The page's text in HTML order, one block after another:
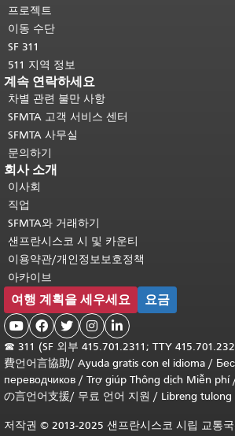
여기를 클릭하십시오
프로젝트
이동 수단
SF 311
511 지역 정보
계속 연락하세요
차별 관련 불만 사항
SFMTA 고객 서비스 센터
SFMTA 사무실
문의하기
회사 소개
이사회
직업
SFMTA와 거래하기
샌프란시스코 시 및 카운티
이용약관/개인정보보호정책
아카이브
여행 계획을 세우세요 요금
    
☎ 311 (SF 외부 415.701.2311; TTY
費언어言協助/ Ayuda gratis con el idioma /
переводчиков / Trợ giúp Thông dịch Miễn phí
の言언어支援/ 무료 언어 지원 / Libreng tulong
저작권 © 2013-2025 샌프란시스코 시립 교통